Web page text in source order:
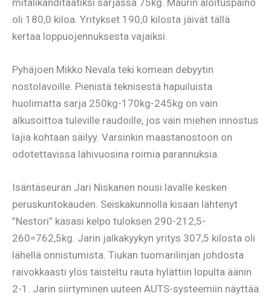
oli 180,0 kiloa. Yritykset 190,0 kilosta jäivät tällä
kertaa loppuojennuksesta vajaiksi.
Pyhäjoen Mikko Nevala teki komean debyytin
nostolavoille. Pienistä teknisestä hapuiluista
huolimatta sarja 250kg-170kg-245kg on vain
alkusoittoa tuleville raudoille, jos vain miehen innostus
lajia kohtaan säilyy. Varsinkin maastanostoon on
odotettavissa lähivuosina roimia parannuksia.
Isäntäseuran Jari Niskanen nousi lavalle kesken
peruskuntokauden. Seiskakunnolla kisaan lähtenyt
”Nestori” kasasi kelpo tuloksen 290-212,5-
260=762,5kg. Jarin jalkakyykyn yritys 307,5 kilosta oli
lähellä onnistumista. Tiukan tuomarilinjan johdosta
raivokkaasti ylös taisteltu rauta hylättiin lopulta äänin
2-1. Jarin siirtyminen uuteen AUTS-systeemiin näyttää